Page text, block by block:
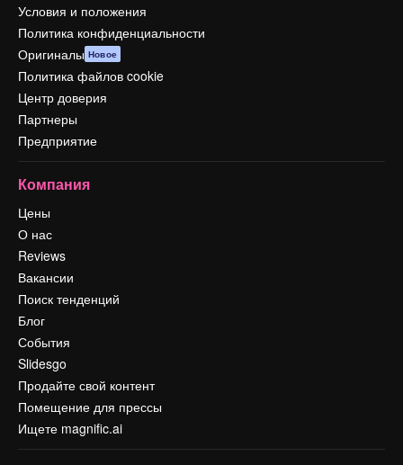
Условия и положения
Политика конфиденциальности
Оригиналы Новое
Политика файлов cookie
Центр доверия
Партнеры
Предприятие
Компания
Цены
О нас
Reviews
Вакансии
Поиск тенденций
Блог
События
Slidesgo
Продайте свой контент
Помещение для прессы
Ищете magnific.ai